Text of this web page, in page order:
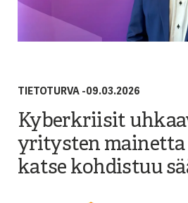
TIETOTURVA -09.03.2026
Kyberkriisit
yritysten mainetta
katse kohdistuu